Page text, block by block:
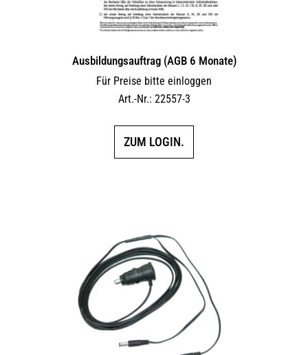
Ausbildungsauftrag (AGB 6 Monate)
Für Preise bitte einloggen
Art.-Nr.: 22557-3
ZUM LOGIN.